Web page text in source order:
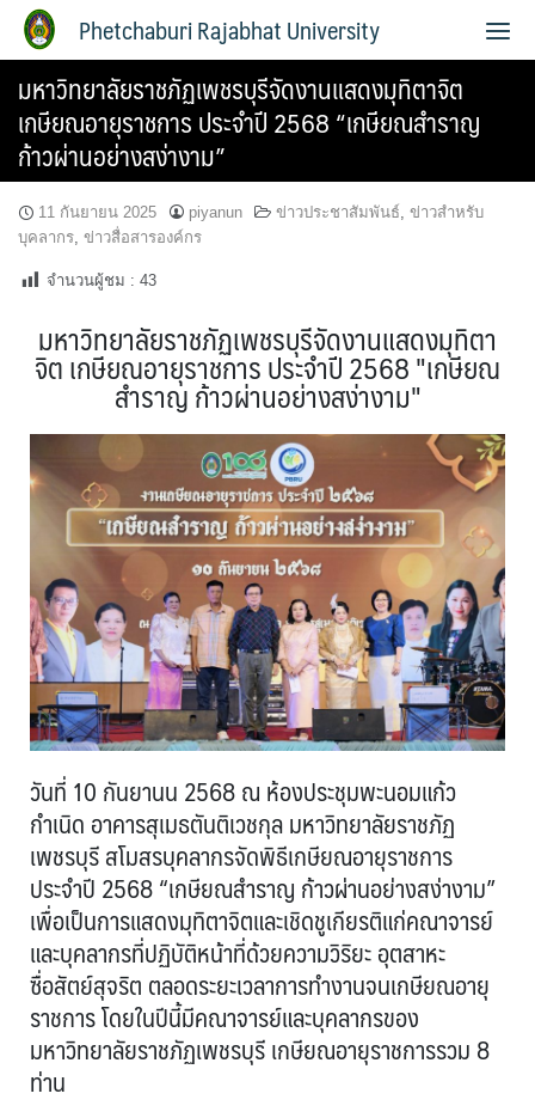
Phetchaburi Rajabhat University
มหาวิทยาลัยราชภัฏเพชรบุรีจัดงานแสดงมุทิตาจิต
เกษียณอายุราชการ ประจำปี 2568 “เกษียณสำราญ
ก้าวผ่านอย่างสง่างาม”
11 กันยายน 2025 piyanun ข่าวประชาสัมพันธ์, ข่าวสำหรับ
บุคลากร, ข่าวสื่อสารองค์กร
จำนวนผู้ชม : 43
มหาวิทยาลัยราชภัฏเพชรบุรีจัดงานแสดงมุทิตา
จิต เกษียณอายุราชการ ประจำปี 2568 "เกษียณ
สำราญ ก้าวผ่านอย่างสง่างาม"
วันที่ 10 กันยานน 2568 ณ ห้องประชุมพะนอมแก้ว
กำเนิด อาคารสุเมธตันติเวชกุล มหาวิทยาลัยราชภัฏ
เพชรบุรี สโมสรบุคลากรจัดพิธีเกษียณอายุราชการ
ประจำปี 2568 “เกษียณสำราญ ก้าวผ่านอย่างสง่างาม”
เพื่อเป็นการแสดงมุทิตาจิตและเชิดชูเกียรติแก่คณาจารย์
และบุคลากรที่ปฏิบัติหน้าที่ด้วยความวิริยะ อุตสาหะ
ซื่อสัตย์สุจริต ตลอดระยะเวลาการทำงานจนเกษียณอายุ
ราชการ โดยในปีนี้มีคณาจารย์และบุคลากรของ
มหาวิทยาลัยราชภัฏเพชรบุรี เกษียณอายุราชการรวม 8
ท่าน